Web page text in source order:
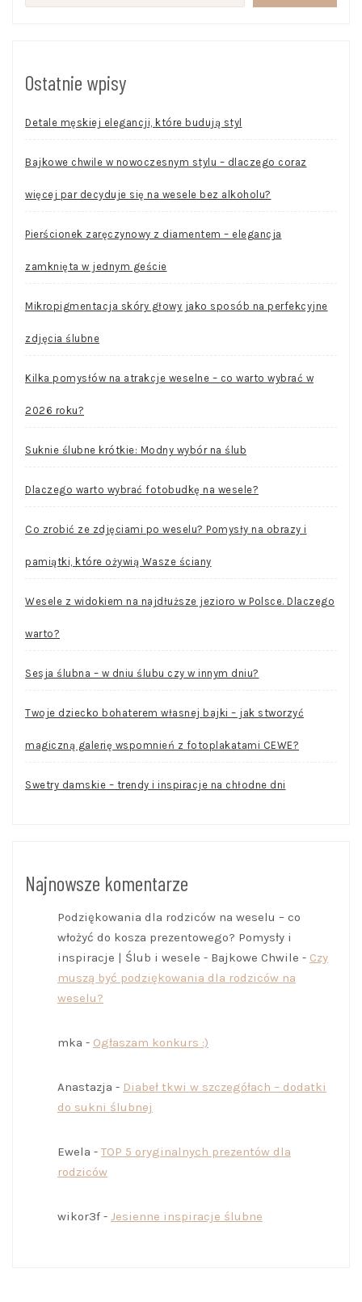
Ostatnie wpisy
Detale męskiej elegancji, które budują styl
Bajkowe chwile w nowoczesnym stylu – dlaczego coraz
więcej par decyduje się na wesele bez alkoholu?
Pierścionek zaręczynowy z diamentem – elegancja
zamknięta w jednym geście
Mikropigmentacja skóry głowy jako sposób na perfekcyjne
zdjęcia ślubne
Kilka pomysłów na atrakcje weselne – co warto wybrać w
2026 roku?
Suknie ślubne krótkie: Modny wybór na ślub
Dlaczego warto wybrać fotobudkę na wesele?
Co zrobić ze zdjęciami po weselu? Pomysły na obrazy i
pamiątki, które ożywią Wasze ściany
Wesele z widokiem na najdłuższe jezioro w Polsce. Dlaczego
warto?
Sesja ślubna – w dniu ślubu czy w innym dniu?
Twoje dziecko bohaterem własnej bajki – jak stworzyć
magiczną galerię wspomnień z fotoplakatami CEWE?
Swetry damskie – trendy i inspiracje na chłodne dni
Najnowsze komentarze
Podziękowania dla rodziców na weselu – co
włożyć do kosza prezentowego? Pomysły i
inspiracje | Ślub i wesele - Bajkowe Chwile - Czy
muszą być podziękowania dla rodziców na
weselu?
mka - Ogłaszam konkurs :)
Anastazja - Diabeł tkwi w szczegółach – dodatki
do sukni ślubnej
Ewela -TOP 5 oryginalnych prezentów dla
rodziców
wikor3f - Jesienne inspiracje ślubne